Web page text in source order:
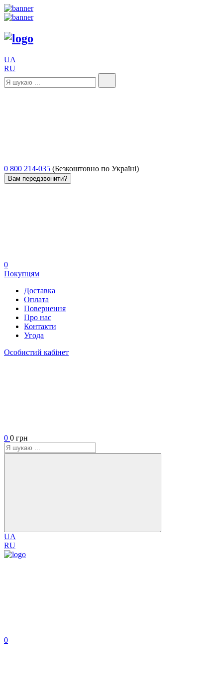
UA
RU
0 800 214-035 (Безкоштовно по Україні)
Вам передзвонити?
0
Покупцям
Доставка
Оплата
Повернення
Про нас
Контакти
Угода
Особистий кабінет
0 0 грн
UA
RU
0